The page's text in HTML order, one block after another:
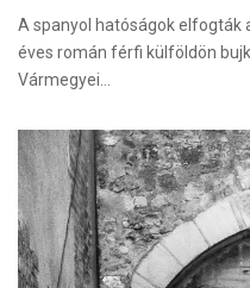
A spanyol hatóságok elfogták
éves román férfi külföldön
Vármegyei…